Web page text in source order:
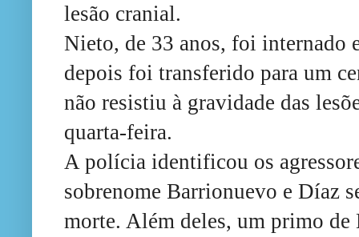
lesão cranial.
Nieto, de 33 anos, foi internado
depois foi transferido para um
não resistiu à gravidade das
quarta-feira.
A polícia identificou os
sobrenome Barrionuevo e Díaz
morte. Além deles, um primo